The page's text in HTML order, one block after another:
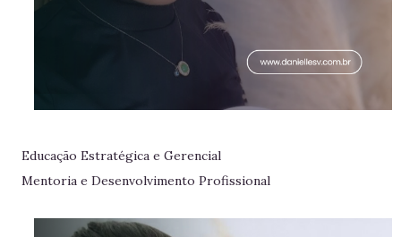
Educação Estratégica e Gerencial
Mentoria e Desenvolvimento Profissional